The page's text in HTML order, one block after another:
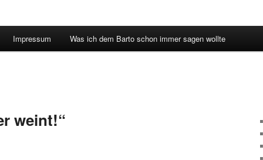
Impressum Was ich dem Barto schon immer sagen wollte
weint!“